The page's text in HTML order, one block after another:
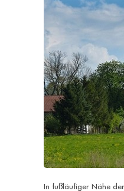
In fußläufiger Nähe